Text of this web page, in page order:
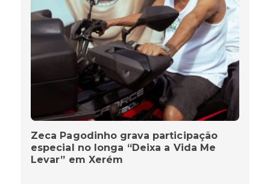
Zeca Pagodinho grava participação
especial no longa “Deixa a Vida Me
Levar” em Xerém